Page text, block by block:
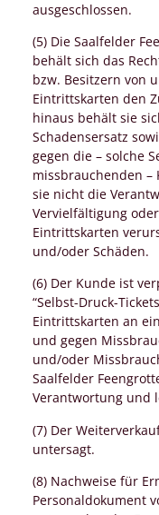
ausgeschlossen.
(5) Die Saalfelder
behält sich das
bzw. Besitzern von
Eintrittskarten den
hinaus behält sie
Schadensersatz
gegen die – solche
missbrauchenden
sie nicht die
Vervielfältigung
Eintrittskarten
und/oder Schäden.
(6) Der Kunde ist
“Selbst-Druck-
Eintrittskarten an
und gegen
und/oder
Saalfelder
Verantwortung und
(7) Der
untersagt.
(8) Nachweise für
Personaldokument